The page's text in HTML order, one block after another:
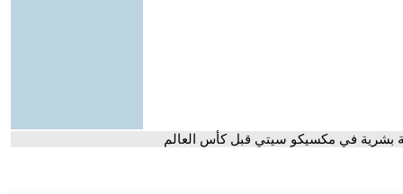
بشرية في مكسيكو سيتي قبل كأس العالم